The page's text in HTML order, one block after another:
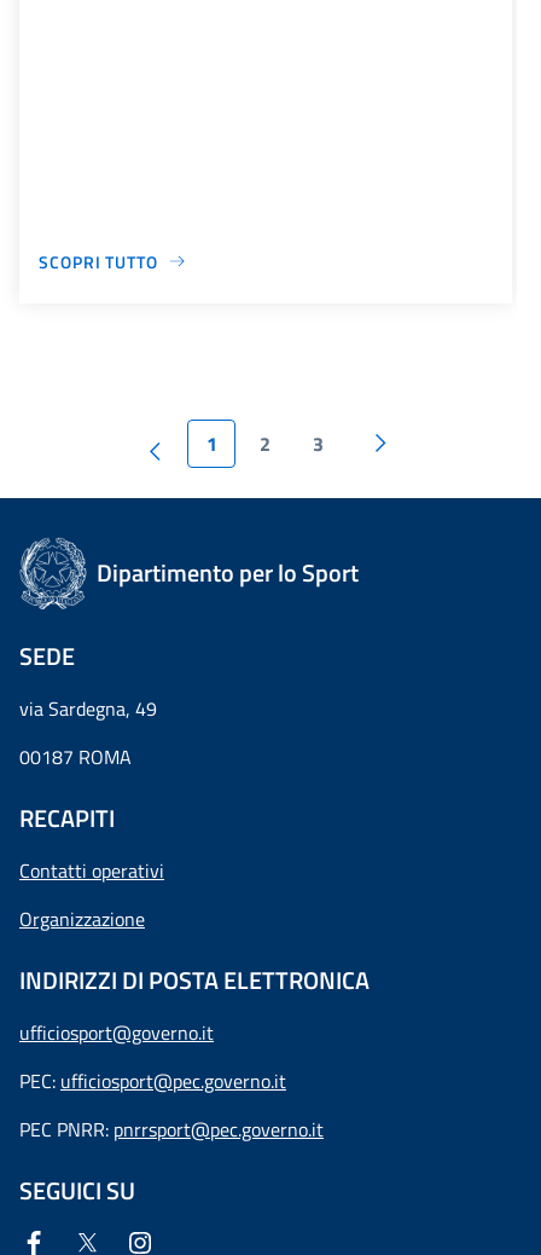
SCOPRI TUTTO
1 2 3
Dipartimento per lo Sport
SEDE
via Sardegna, 49
00187 ROMA
RECAPITI
Contatti operativi
Organizzazione
INDIRIZZI DI POSTA ELETTRONICA
ufficiosport@governo.it
PEC: ufficiosport@pec.governo.it
PEC PNRR: pnrrsport@pec.governo.it
SEGUICI SU